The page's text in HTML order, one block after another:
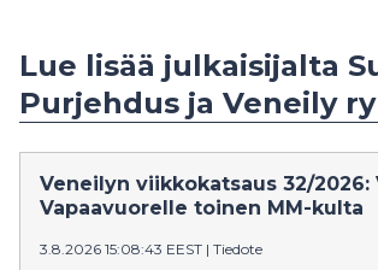
Lue lisää julkaisijalta
Purjehdus ja Veneily ry
Veneilyn viikkokatsaus 32/2026:
Vapaavuorelle toinen MM-kulta
3.8.2026 15:08:43 EEST | Tiedote